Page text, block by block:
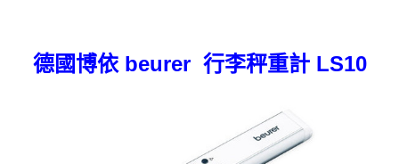
德國博依 beurer 行李秤重計 LS10